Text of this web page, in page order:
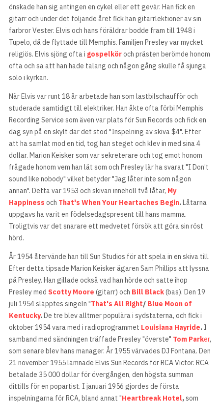
önskade han sig antingen en cykel eller ett gevär. Han fick en
gitarr och under det följande året fick han gitarrlektioner av sin
farbror Vester. Elvis och hans föräldrar bodde fram till 1948 i
Tupelo, då de flyttade till Memphis. Familjen Presley var mycket
religiös. Elvis sjöng ofta i gospelköroch prästen berömde honom
ofta och sa att han hade talang och någon gång skulle få sjunga
solo i kyrkan.
När Elvis var runt 18 år arbetade han som lastbilschaufför och
studerade samtidigt till elektriker. Han åkte ofta förbi Memphis
Recording Service som även var plats för Sun Records och fick en
dag syn på en skylt där det stod "Inspelning av skiva $4". Efter
att ha samlat mod en tid, tog han steget och klev in med sina 4
dollar. Marion Keisker som var sekreterare och tog emot honom
frågade honom vem han lät som och Presley lär ha svarat "I Don’t
sound like nobody" vilket betyder "Jag låter inte som någon
annan". Detta var 1953 och skivan innehöll två låtar, My
Happiness och That's When Your Heartaches Begin. Låtarna
uppgavs ha varit en födelsedagspresent till hans mamma.
Troligtvis var det snarare ett medvetet försök att göra sin röst
hörd.
År 1954 återvände han till Sun Studios för att spela in en skiva till.
Efter detta tipsade Marion Keisker ägaren Sam Phillips att lyssna
på Presley. Han gillade också vad han hörde och satte ihop
Presley med Scotty Moore (gitarr) och Bill Black(bas). Den 19
juli 1954 släpptes singeln "That's All Right/ Blue Moon of
Kentucky. De tre blev alltmer populära i sydstaterna, och fick i
oktober 1954 vara med i radioprogrammet Louisiana Hayride. I
samband med sändningen träffade Presley "överste" Tom Parker,
som senare blev hans manager. År 1955 värvades DJ Fontana. Den
21 november 1955 lämnade Elvis Sun Records för RCA Victor. RCA
betalade 35 000 dollar för övergången, den högsta summan
dittills för en popartist. I januari 1956 gjordes de första
inspelningarna för RCA, bland annat "Heartbreak Hotel,som